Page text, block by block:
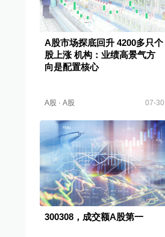
A股市场探底回升 4200多只个
股上涨 机构：业绩高景气方
向是配置核心
A股 · A股 07-30
300308，成交额A股第一